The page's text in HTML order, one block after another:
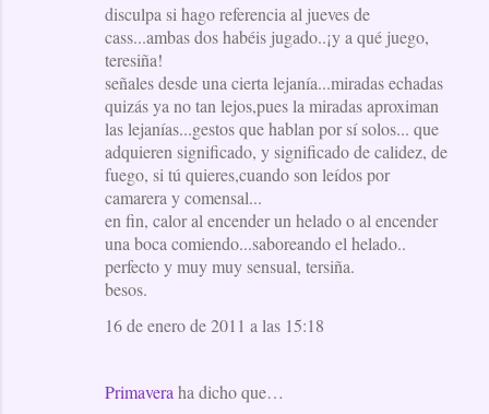
disculpa si hago referencia al jueves de
cass...ambas dos habéis jugado..¡y a qué juego,
teresiña!
señales desde una cierta lejanía...miradas echadas
quizás ya no tan lejos,pues la miradas aproximan
las lejanías...gestos que hablan por sí solos... que
adquieren significado, y significado de calidez, de
fuego, si tú quieres,cuando son leídos por
camarera y comensal...
en fin, calor al encender un helado o al encender
una boca comiendo...saboreando el helado..
perfecto y muy muy sensual, tersiña.
besos.
16 de enero de 2011 a las 15:18
Primavera ha dicho que…